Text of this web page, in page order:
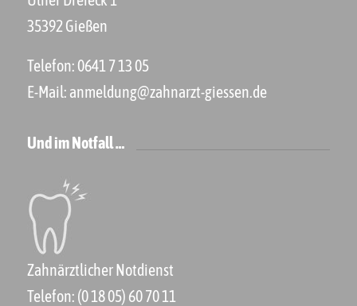
35392 Gießen
Telefon: 0641 7 13 05
E-Mail: anmeldung@zahnarzt-giessen.de
Und im Notfall …
Zahnärztlicher Notdienst
Telefon: (0 18 05) 60 70 11